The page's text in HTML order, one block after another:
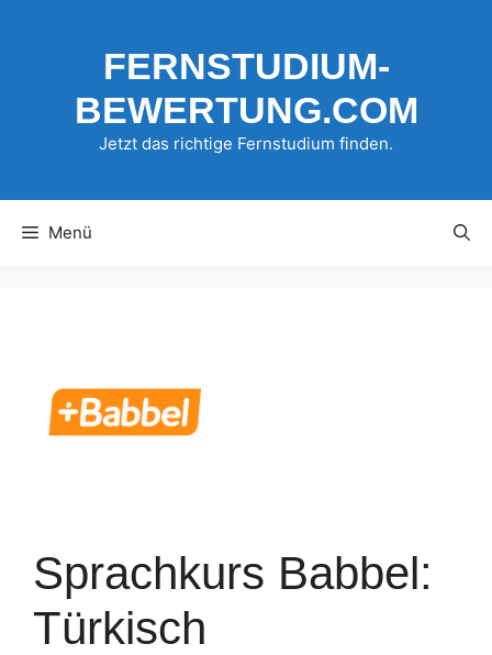
FERNSTUDIUM-
BEWERTUNG.COM
Jetzt das richtige Fernstudium finden.
Menü
Sprachkurs Babbel:
Türkisch